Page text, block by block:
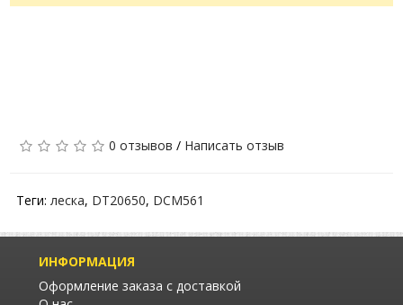
0 отзывов / Написать отзыв
Теги: леска, DT20650, DCM561
ИНФОРМАЦИЯ
Оформление заказа с доставкой